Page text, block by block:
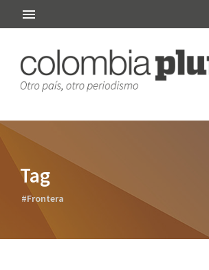
Tag
#Frontera